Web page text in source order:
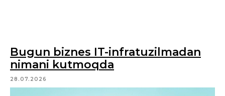
Bugun biznes IT-infratuzilmadan
nimani kutmoqda
28.07.2026